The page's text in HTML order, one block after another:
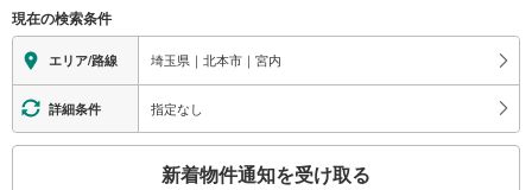
現在の検索条件
エリア/路線 埼玉県｜北本市｜宮内
詳細条件 指定なし
新着物件通知を受け取る